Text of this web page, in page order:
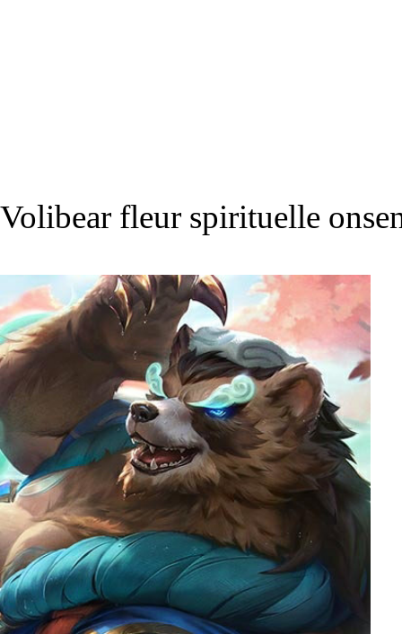
Volibear fleur spirituelle